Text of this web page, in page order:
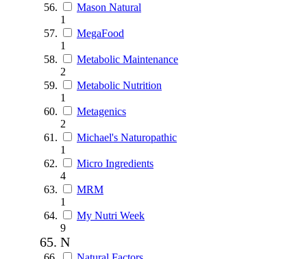
Mason Natural
1
MegaFood
1
Metabolic Maintenance
2
Metabolic Nutrition
1
Metagenics
2
Michael's Naturopathic
1
Micro Ingredients
4
MRM
1
My Nutri Week
9
N